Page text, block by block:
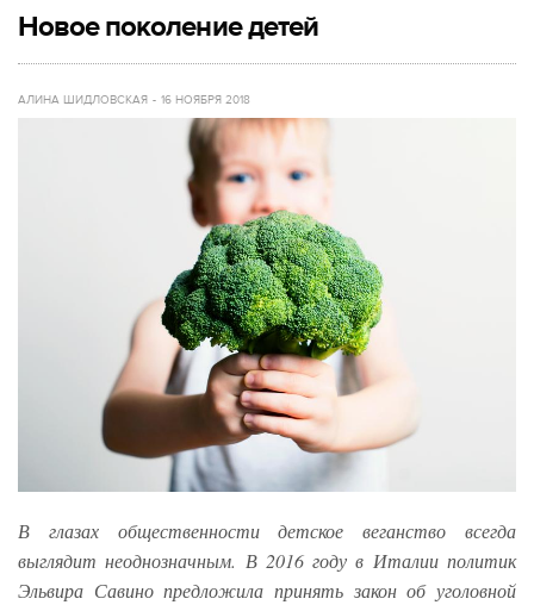
Новое поколение детей
АЛИНА ШИДЛОВСКАЯ 16 НОЯБРЯ 2018
В глазах общественности детское веганство всегда
выглядит неоднозначным. В 2016 году в Италии политик
Эльвира Савино предложила принять закон об уголовной